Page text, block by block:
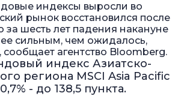
индексы выросли во
рынок восстановился после
за шесть лет падения накануне
сильным, чем ожидалось,
агентство Bloomberg.
индекс Азиатско-
региона MSCI Asia Pacific
- до 138,5 пункта.